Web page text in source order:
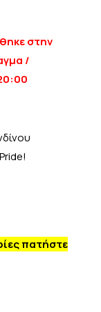
στην
/
πατήστε